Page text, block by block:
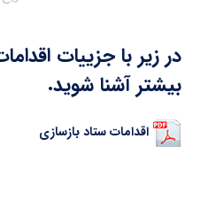
در زیر با جزییات
بیشتر آشنا شوید.
اقدامات ستاد بازسازی